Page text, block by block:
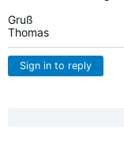
Gruß
Thomas
Sign in to reply